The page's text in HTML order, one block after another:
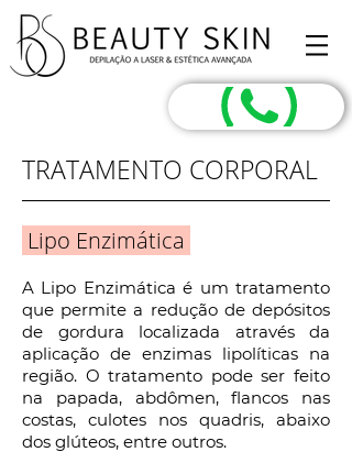
TRATAMENTO CORPORAL
Lipo Enzimática
A Lipo Enzimática é um tratamento
que permite a redução de depósitos
de gordura localizada através da
aplicação de enzimas lipolíticas na
região. O tratamento pode ser feito
na papada, abdômen, flancos nas
costas, culotes nos quadris, abaixo
dos glúteos, entre outros.